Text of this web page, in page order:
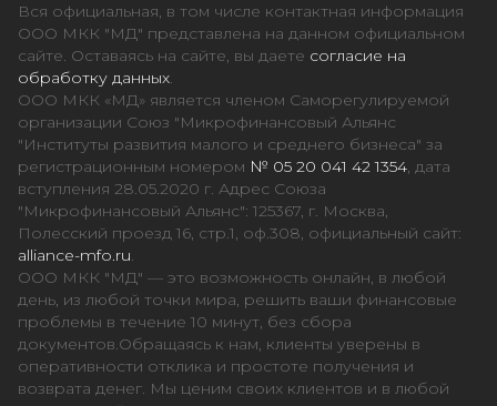
Вся официальная, в том числе контактная информация
ООО МКК "МД" представлена на данном официальном
сайте. Оставаясь на сайте, вы даете согласие на
обработку данных.
ООО МКК «МД» является членом Саморегулируемой
организации Союз "Микрофинансовый Альянс
"Институты развития малого и среднего бизнеса" за
регистрационным номером № 05 20 041 42 1354, дата
вступления 28.05.2020 г. Адрес Союза
"Микрофинансовый Альянс": 125367, г. Москва,
Полесский проезд 16, стр.1, оф.308, официальный сайт:
alliance-mfo.ru.
ООО МКК "МД" — это возможность онлайн, в любой
день, из любой точки мира, решить ваши финансовые
проблемы в течение 10 минут, без сбора
документов.Обращаясь к нам, клиенты уверены в
оперативности отклика и простоте получения и
возврата денег. Мы ценим своих клиентов и в любой